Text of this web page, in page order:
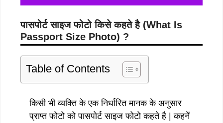
पासपोर्ट साइज फोटो किसे कहते है (What Is
Passport Size Photo) ?
Table of Contents
किसी भी व्यक्ति के एक निर्धारित मानक के अनुसार
प्राप्त फोटो को पासपोर्ट साइज फोटो कहते है | कहनें